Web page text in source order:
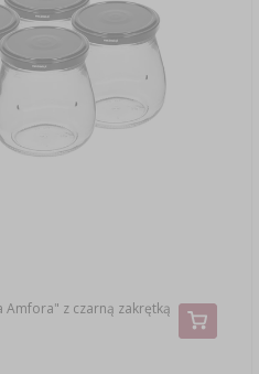
Amfora" z czarną zakrętką